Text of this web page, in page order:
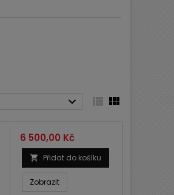
  
Cena
6 500,00 Kč
 Přidat do košíku
Zobrazit